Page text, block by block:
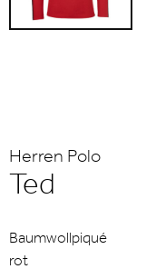
Herren Polo
Ted
Baumwollpiqué
rot